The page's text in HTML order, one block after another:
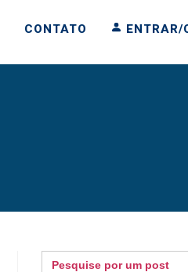
CONTATO ENTRAR/
Search
for: